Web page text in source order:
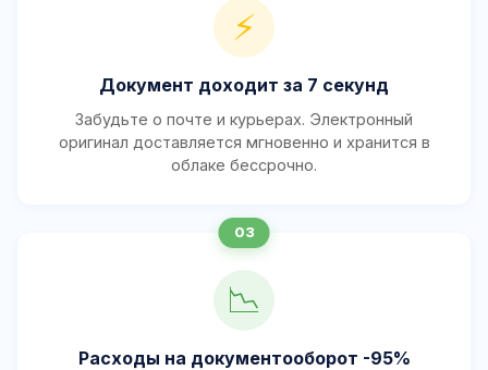
⚡
Документ доходит за 7 секунд
Забудьте о почте и курьерах. Электронный
оригинал доставляется мгновенно и хранится в
облаке бессрочно.
📉
Расходы на документооборот -95%